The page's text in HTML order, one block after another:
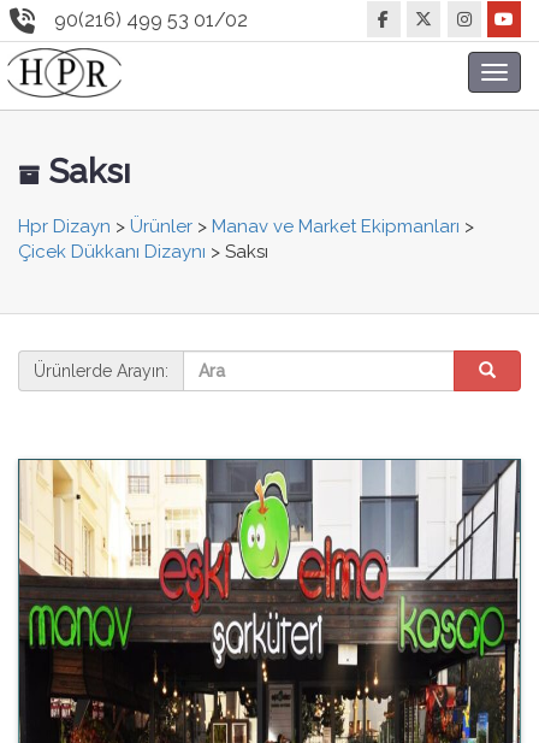
90(216) 499 53 01/02
Saksı
Hpr Dizayn > Ürünler > Manav ve Market Ekipmanları >
Çicek Dükkanı Dizaynı > Saksı
Ürünlerde Arayın: